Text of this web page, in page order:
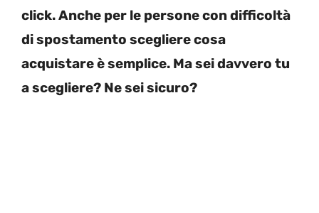
click. Anche per le persone con difficoltà
di spostamento scegliere cosa
acquistare è semplice. Ma sei davvero tu
a scegliere? Ne sei sicuro?